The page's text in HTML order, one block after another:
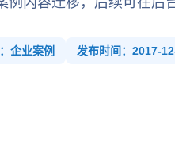
企业案例 发布时间：2017-